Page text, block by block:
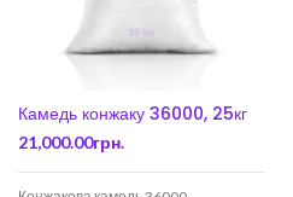
Камедь конжаку 36000, 25кг
21,000.00грн.